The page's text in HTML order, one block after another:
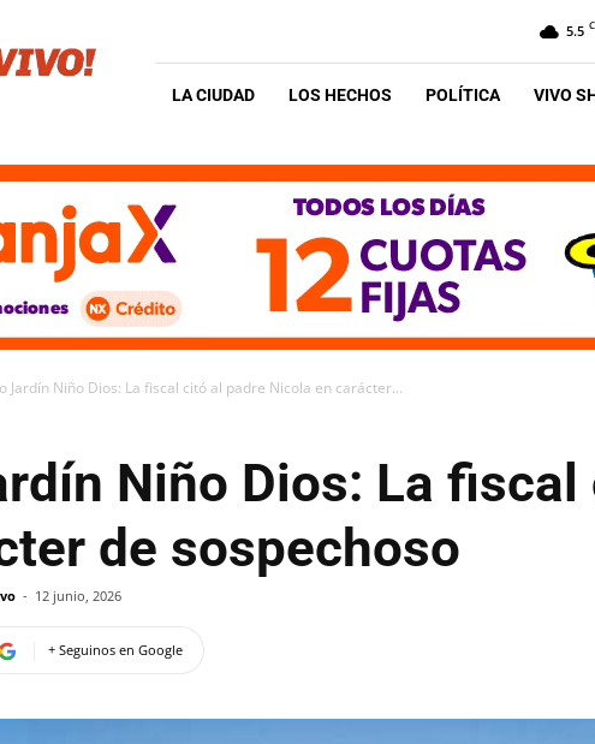
5.5 C
LA CIUDAD LOS HECHOS POLÍTICA VIVO
Jardín Niño Dios: La fiscal citó al padre Nicola en carácter...
Niño Dios: La
de sospechoso
- 12 junio, 2026
+ Seguinos en Google